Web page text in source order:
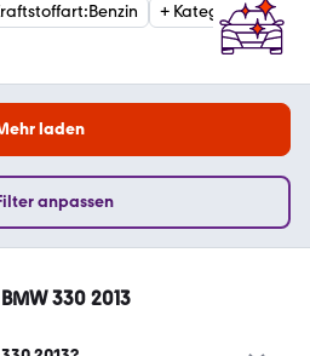
:Benzin + Kategorie:
laden
anpassen
330 2013